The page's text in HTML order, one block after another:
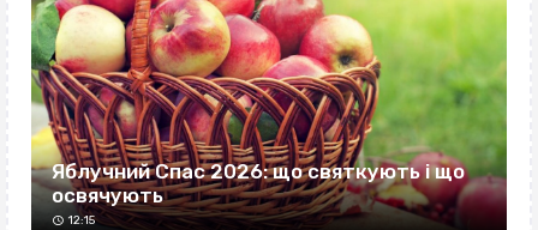
Яблучний Спас 2026: що святкують і що
освячують
12:15